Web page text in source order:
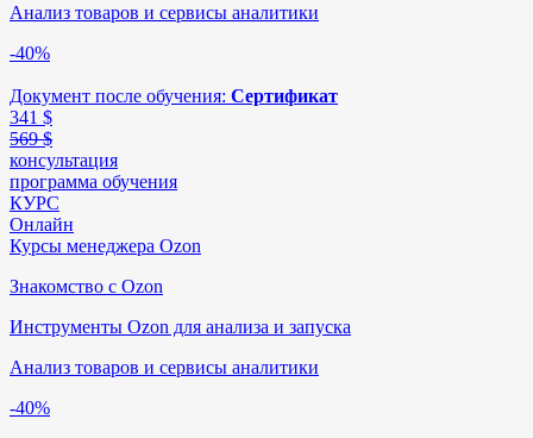
Анализ товаров и сервисы аналитики
-40%
Документ после обучения: Сертификат
341 $
569 $
консультация
программа обучения
КУРС
Онлайн
Курсы менеджера Ozon
Знакомство с Ozon
Инструменты Ozon для анализа и запуска
Анализ товаров и сервисы аналитики
-40%